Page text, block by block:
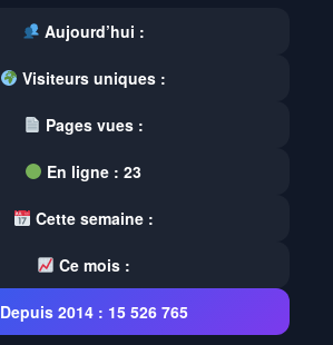
Aujourd’hui :
Visiteurs uniques :
Pages vues :
En ligne :23
Cette semaine :
Ce mois :
Depuis 2014 : 15 526 765